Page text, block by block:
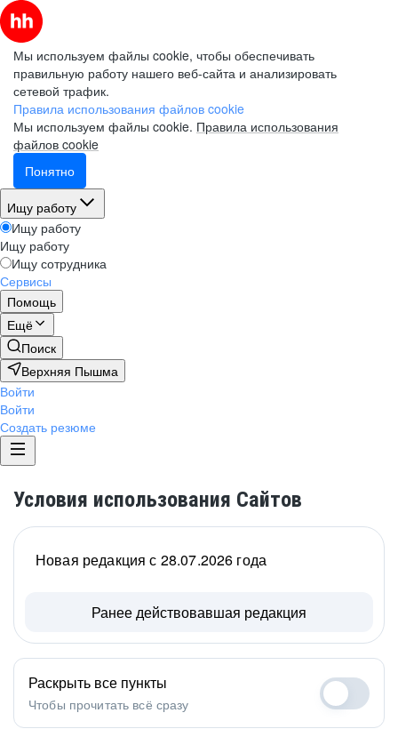
Мы используем файлы cookie, чтобы обеспечивать
правильную работу нашего веб-сайта и анализировать
сетевой трафик.
Правила использования файлов cookie
Мы используем файлы cookie. Правила использования
файлов cookie
Понятно
Ищу работу
Ищу работу
Ищу работу
Ищу сотрудника
Сервисы
Помощь
Ещё
Поиск
Верхняя Пышма
Войти
Войти
Создать резюме
Условия использования Сайтов
Новая редакция с 28.07.2026 года
Ранее действовавшая редакция
Раскрыть все пункты
Чтобы прочитать всё сразу